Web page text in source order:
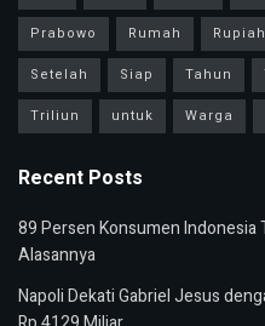
Prabowo
Rumah Rupiah
Setelah
Siap Tahun
Triliun
untuk Warga
Recent Posts
89 Persen Konsumen Indonesia
Alasannya
Napoli Dekati Gabriel Jesus